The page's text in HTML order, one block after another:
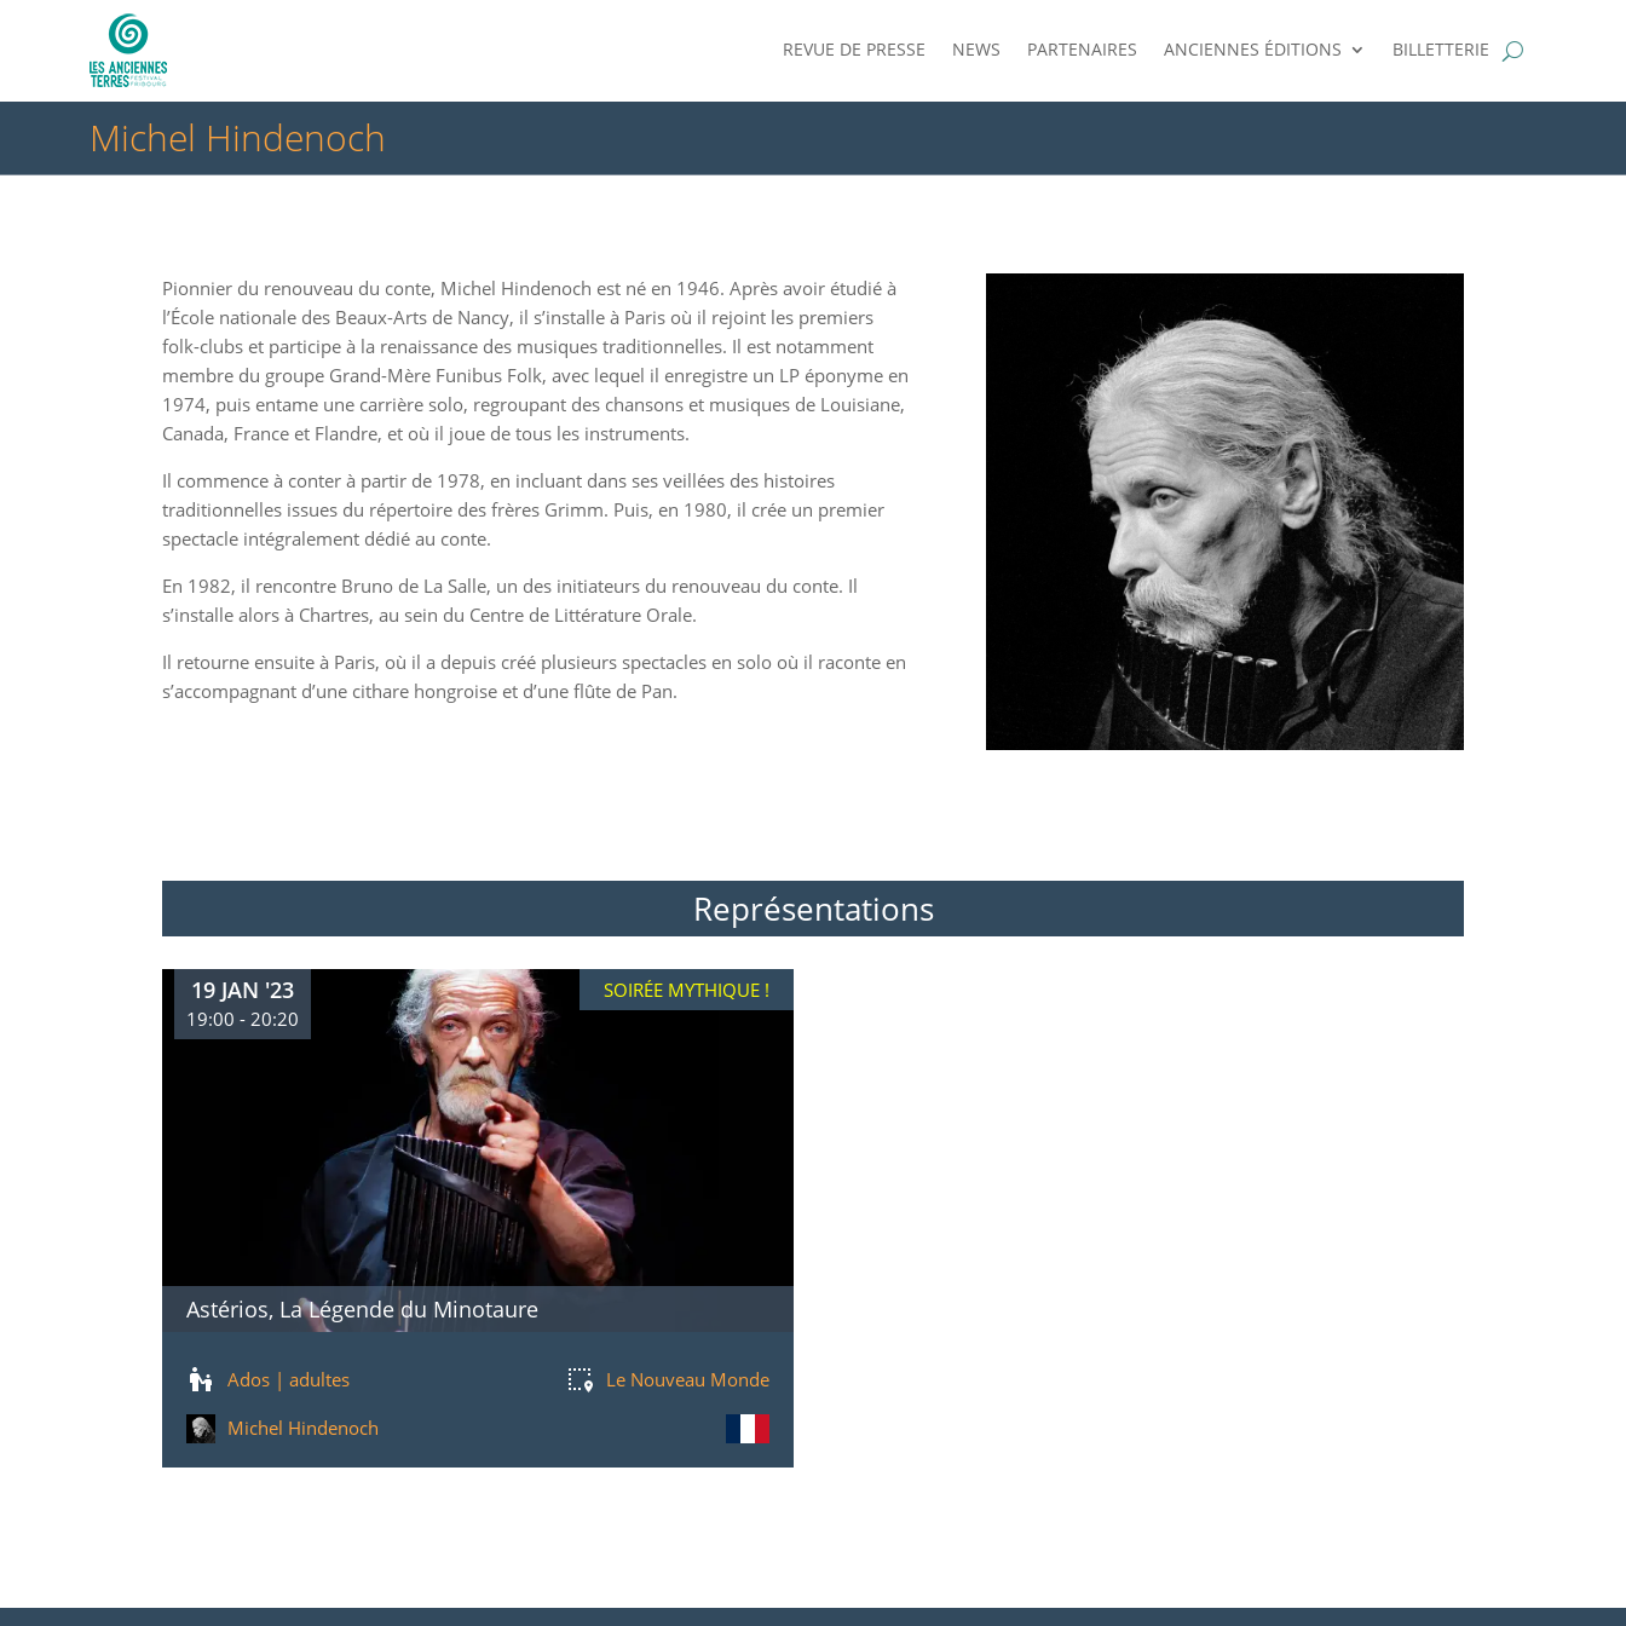
REVUE DE PRESSE NEWS PARTENAIRES ANCIENNES ÉDITIONS BILLETTERIE
Michel Hindenoch
Pionnier du renouveau du conte, Michel Hindenoch est né en 1946. Après avoir étudié à
l’École nationale des Beaux-Arts de Nancy, il s’installe à Paris où il rejoint les premiers
folk-clubs et participe à la renaissance des musiques traditionnelles. Il est notamment
membre du groupe Grand-Mère Funibus Folk, avec lequel il enregistre un LP éponyme en
1974, puis entame une carrière solo, regroupant des chansons et musiques de Louisiane,
Canada, France et Flandre, et où il joue de tous les instruments.
Il commence à conter à partir de 1978, en incluant dans ses veillées des histoires
traditionnelles issues du répertoire des frères Grimm. Puis, en 1980, il crée un premier
spectacle intégralement dédié au conte.
En 1982, il rencontre Bruno de La Salle, un des initiateurs du renouveau du conte. Il
s’installe alors à Chartres, au sein du Centre de Littérature Orale.
Il retourne ensuite à Paris, où il a depuis créé plusieurs spectacles en solo où il raconte en
s’accompagnant d’une cithare hongroise et d’une flûte de Pan.
Représentations
Astérios, La Légende du Minotaure
19 JAN '23
19:00 - 20:20
SOIRÉE MYTHIQUE !
Ados | adultes
Le Nouveau Monde
Michel Hindenoch